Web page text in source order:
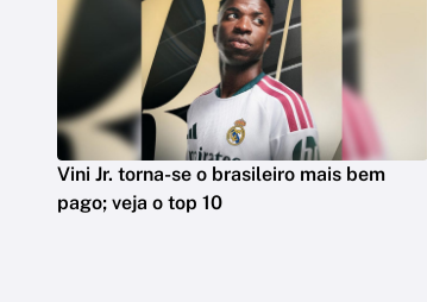
Vini Jr. torna-se o brasileiro mais bem
pago; veja o top 10